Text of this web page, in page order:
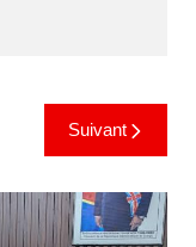
Suivant